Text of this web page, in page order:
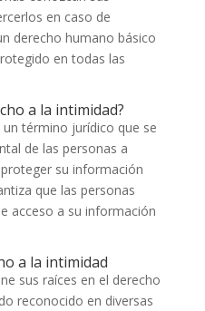
en caso de
derecho humano básico
en todas las
a la intimidad?
término jurídico que se
de las personas a
su información
que las personas
acceso a su información
a la intimidad
sus raíces en el derecho
reconocido en diversas